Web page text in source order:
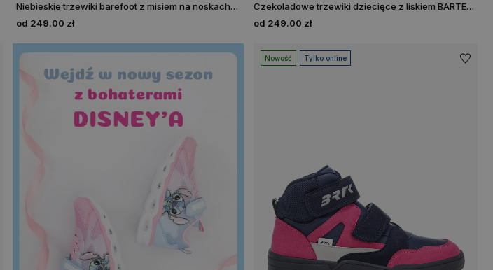
Niebieskie trzewiki barefoot z misiem na noskach BARTEK 86319-86
od 249.00 zł
Czekoladowe trzewiki dziecięce z liskiem BARTEK 86318-63
od 249.00 zł
Nowość Tylko online